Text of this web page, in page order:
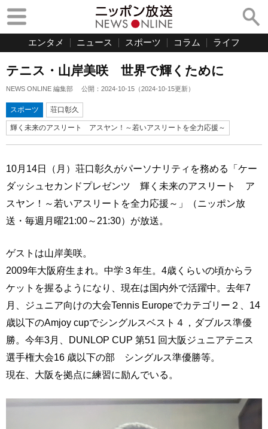
エンタメ ニュース スポーツ コラム ライフ
テニス・山岸美咲 世界で輝くために
NEWS ONLINE 編集部 公開： 2024-10-15 （2024-10-15更新）
スポーツ 荘口彰久
輝く未来のアスリート アスヤン！～若いアスリートを全力応援～
10月14日（月）荘口彰久がパーソナリティを務める「ケー
ダッシュセカンドプレゼンツ 輝く未来のアスリート ア
スヤン！～若いアスリートを全力応援～」（ニッポン放
送・毎週月曜21:00～21:30）が放送。
ゲストは山岸美咲。
2009年大阪府生まれ。中学３年生。4歳くらいの頃からラ
ケットを握るようになり、現在は国内外で活躍中。去年7
月、ジュニア向けの大会Tennis Europeでカテゴリー２、14
歳以下のAmjoy cupでシングルスベスト４，ダブルス準優
勝。今年3月、DUNLOP CUP 第51 回大阪ジュニアテニス
選手権大会16 歳以下の部 シングルス準優勝等。
現在、大阪を拠点に練習に励んでいる。